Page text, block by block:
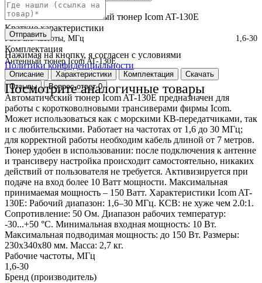
Отправить
Нажимая на кнопку, я согласен с условиями
Политики конфиденциальности
Посмотрите аналогичные товары
Краткое описание
Автоматический антенный тюнер Icom AT-130E
Краткие характеристики
Рабочие частоты, МГц 1,6-30
Комплектация
Антенный тюнер Icom AT-130E.
Описание
Характеристики Комплектация
Скачать
Отзывы
Вопрос-ответ0
Автоматический тюнер Icom AT-130E предназначен для
работы с коротковолновыми трансиверами фирмы Icom.
Может использоваться как с морскими КВ-передатчиками, так
и с любительскими. Работает на частотах от 1,6 до 30 МГц;
для корректной работы необходим кабель длиной от 7 метров.
Тюнер удобен в использовании: после подключения к антенне
и трансиверу настройка происходит самостоятельно, никаких
действий от пользователя не требуется. Активизируется при
подаче на вход более 10 Ватт мощности. Максимальная
принимаемая мощность – 150 Ватт. Характеристики Icom AT-
130E: Рабочий диапазон: 1,6–30 МГц. КСВ: не хуже чем 2.0:1.
Сопротивление: 50 Ом. Диапазон рабочих температур:
-30...+50 °С. Минимальная входная мощность: 10 Вт.
Максимальная подводимая мощность: до 150 Вт. Размеры:
230х340х80 мм. Масса: 2,7 кг.
Рабочие частоты, МГц
1,6-30
Бренд (производитель)